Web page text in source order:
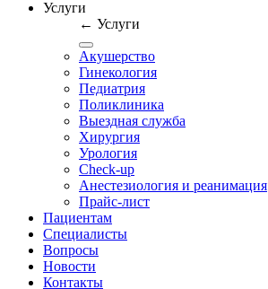
Услуги
← Услуги
Акушерство
Гинекология
Педиатрия
Поликлиника
Выездная служба
Хирургия
Урология
Check-up
Анестезиология и реанимация
Прайс-лист
Пациентам
Специалисты
Вопросы
Новости
Контакты